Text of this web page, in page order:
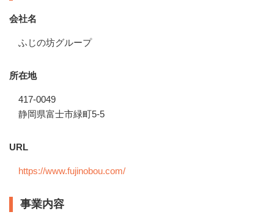
会社名
ふじの坊グループ
所在地
417-0049
静岡県富士市緑町5-5
URL
https://www.fujinobou.com/
事業内容